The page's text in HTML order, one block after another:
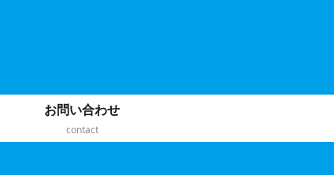
お問い合わせ
contact